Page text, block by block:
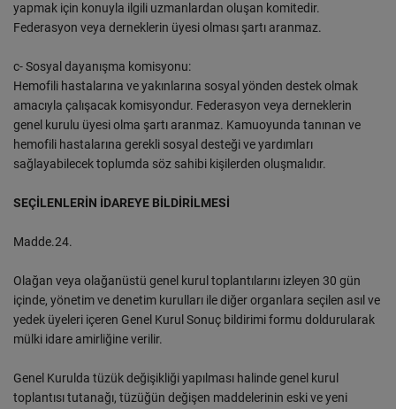
yapmak için konuyla ilgili uzmanlardan oluşan komitedir.
Federasyon veya derneklerin üyesi olması şartı aranmaz.
c- Sosyal dayanışma komisyonu:
Hemofili hastalarına ve yakınlarına sosyal yönden destek olmak
amacıyla çalışacak komisyondur. Federasyon veya derneklerin
genel kurulu üyesi olma şartı aranmaz. Kamuoyunda tanınan ve
hemofili hastalarına gerekli sosyal desteği ve yardımları
sağlayabilecek toplumda söz sahibi kişilerden oluşmalıdır.
SEÇİLENLERİN İDAREYE BİLDİRİLMESİ
Madde.24.
Olağan veya olağanüstü genel kurul toplantılarını izleyen 30 gün
içinde, yönetim ve denetim kurulları ile diğer organlara seçilen asıl ve
yedek üyeleri içeren Genel Kurul Sonuç bildirimi formu doldurularak
mülki idare amirliğine verilir.
Genel Kurulda tüzük değişikliği yapılması halinde genel kurul
toplantısı tutanağı, tüzüğün değişen maddelerinin eski ve yeni